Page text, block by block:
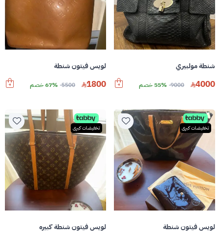
شنطة مولبيري
4000
9000 55% خصم
لويس فيتون شنطة
1800
5500 67% خصم
تخفيضات كبرى
لويس فيتون شنطة
تخفيضات كبرى
لويس فيتون شنطة كبيره